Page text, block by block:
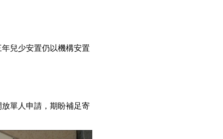
兒少安置仍以機構安置
單人申請，期盼補足寄